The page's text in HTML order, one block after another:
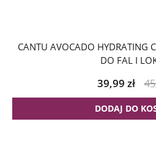
CANTU AVOCADO HYDRATING
DO FAL I
39,99 zł
DODAJ DO